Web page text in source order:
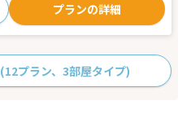
プランの詳細
(12プラン、3部屋タイプ)